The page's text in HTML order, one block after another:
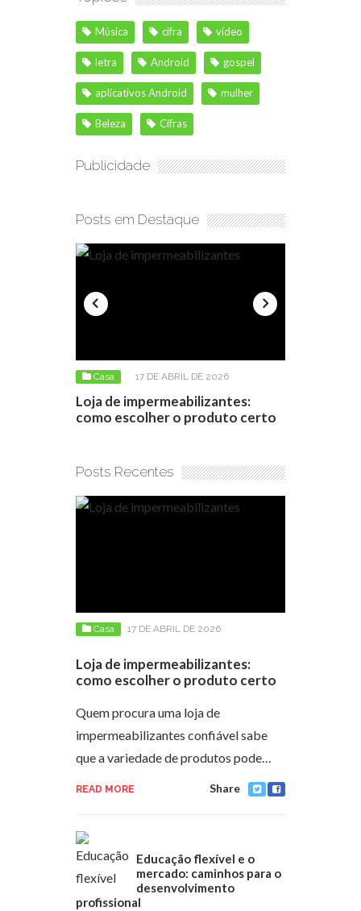
Música cifra vídeo
letra Android gospel
aplicativos Android mulher
Beleza Cifras
Publicidade
Posts em Destaque
Casa 17 DE ABRIL DE 2026
Loja de impermeabilizantes:
como escolher o produto certo
Posts Recentes
Casa 17 DE ABRIL DE 2026
Loja de impermeabilizantes:
como escolher o produto certo
Quem procura uma loja de
impermeabilizantes confiável sabe
que a variedade de produtos pode…
READ MORE Share
Educação flexível e o
mercado: caminhos para o
desenvolvimento
profissional